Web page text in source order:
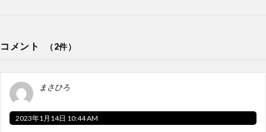
コメント （2件）
まさひろ
2023年1月14日 10:44 AM